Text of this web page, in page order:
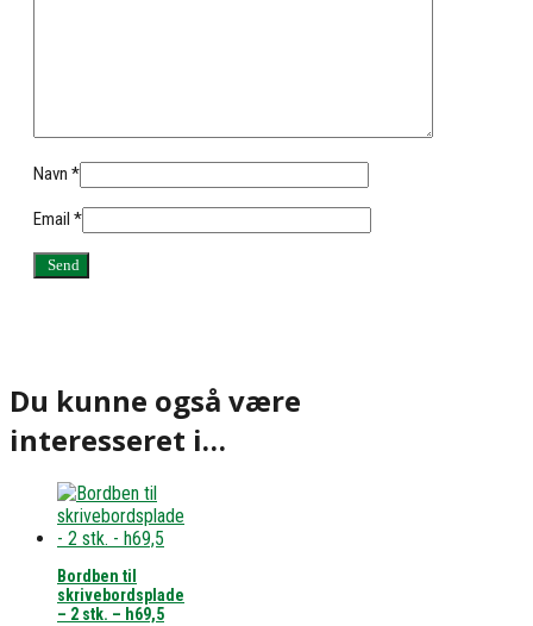
Navn *
Email *
Du kunne også være
interesseret i…
Bordben til
skrivebordsplade
– 2 stk. – h69,5